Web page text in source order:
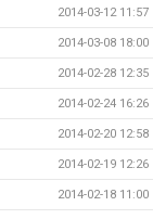
2014-03-12 11:57
2014-03-08 18:00
2014-02-28 12:35
2014-02-24 16:26
2014-02-20 12:58
2014-02-19 12:26
2014-02-18 11:00